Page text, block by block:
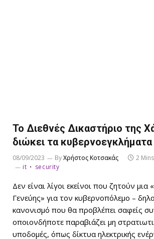
Το Διεθνές Δικαστήριο της
διώκει τα κυβερνοεγκλήματα
08/09/2023 ByΧρήστος Κοτσακάς
2
it
security
Δεν είναι λίγοι εκείνοι που ζητούν μια
Γενεύης» για τον κυβερνοπόλεμο –
κανονισμό που θα προβλέπει σαφείς
οποιονδήποτε παραβιάζει μη
υποδομές, όπως δίκτυα ηλεκτρικής